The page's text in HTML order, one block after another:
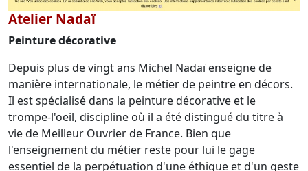
Atelier Nadaï
Peinture décorative
Depuis plus de vingt ans Michel Nadaï enseigne de
manière internationale, le métier de peintre en décors.
Il est spécialisé dans la peinture décorative et le
trompe-l'oeil, discipline où il a été distingué du titre à
vie de Meilleur Ouvrier de France. Bien que
l'enseignement du métier reste pour lui le gage
essentiel de la perpétuation d'une éthique et d'un geste